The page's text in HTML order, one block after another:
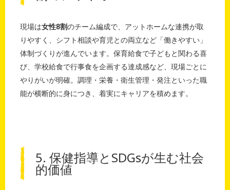
現場は女性8割のチーム編成で、アットホームな連携が取
りやすく、シフト相談や育児との両立など「働きやすい」
体制づくりが進んでいます。保育給食で子どもと関わる喜
び、学校給食で行事食を企画する達成感など、現場ごとに
やりがいが明確。調理・栄養・衛生管理・発注といった職
能が横断的に身につき、着実にキャリアを積めます。
5. 保健指導とSDGsが生む社会
的価値